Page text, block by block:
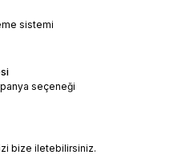
sistemi
seçeneği
bize iletebilirsiniz.